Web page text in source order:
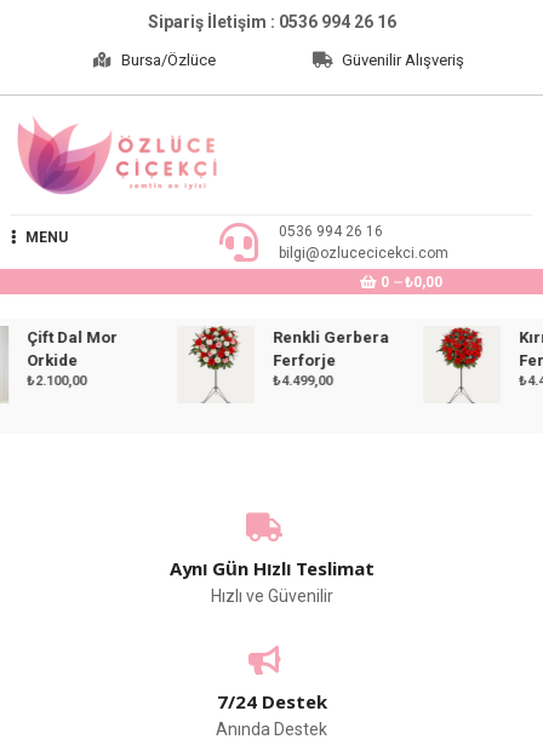
Sipariş İletişim : 0536 994 26 16
Bursa/Özlüce Güvenilir Alışveriş
Özlüce Çiçekçi
MENU
0536 994 26 16
bilgi@ozlucecicekci.com
0
₺0,00
Çift Dal Mor
Orkide
2.100,00
Renkli Gerbera
Ferforje
4.499,00
Aynı Gün Hızlı Teslimat
Hızlı ve Güvenilir
7/24 Destek
Anında Destek